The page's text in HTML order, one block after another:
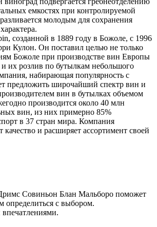
емкостях при контролируемой
молодым для сохранения
созданной в 1889 году в Божоле, с 1996
Кулон. Он поставил целью не только
Божоле при производстве вин Европы
их розлив по бутылкам небольшого
набирающая популярность с
предложить широчайший спектр вин и
вин в бутылках объемом
производится около 40 млн
вин, из них примерно 85%
в 37 стран мира. Компания
качество и расширяет ассортимент своей
Совиньон Блан Мальборо поможет
определиться с выбором.